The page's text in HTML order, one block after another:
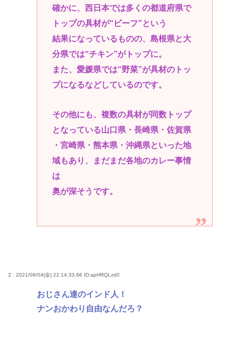
確かに、西日本では多くの都道府県で
トップの具材が“ビーフ”という
結果になっているものの、島根県と大
分県では“チキン”がトップに。
また、愛媛県では“野菜”が具材のトッ
プになるなどしているのです。
その他にも、複数の具材が同数トップ
となっている山口県・長崎県・佐賀県
・宮崎県・熊本県・沖縄県といった地
域もあり、まだまだ各地のカレー事情
は
奥が深そうです。
2 : 2021/06/04(金) 22:14:33.66 ID:apHRQLzd0
おじさん達のインド人！
ナンおかわり自由なんだろ？